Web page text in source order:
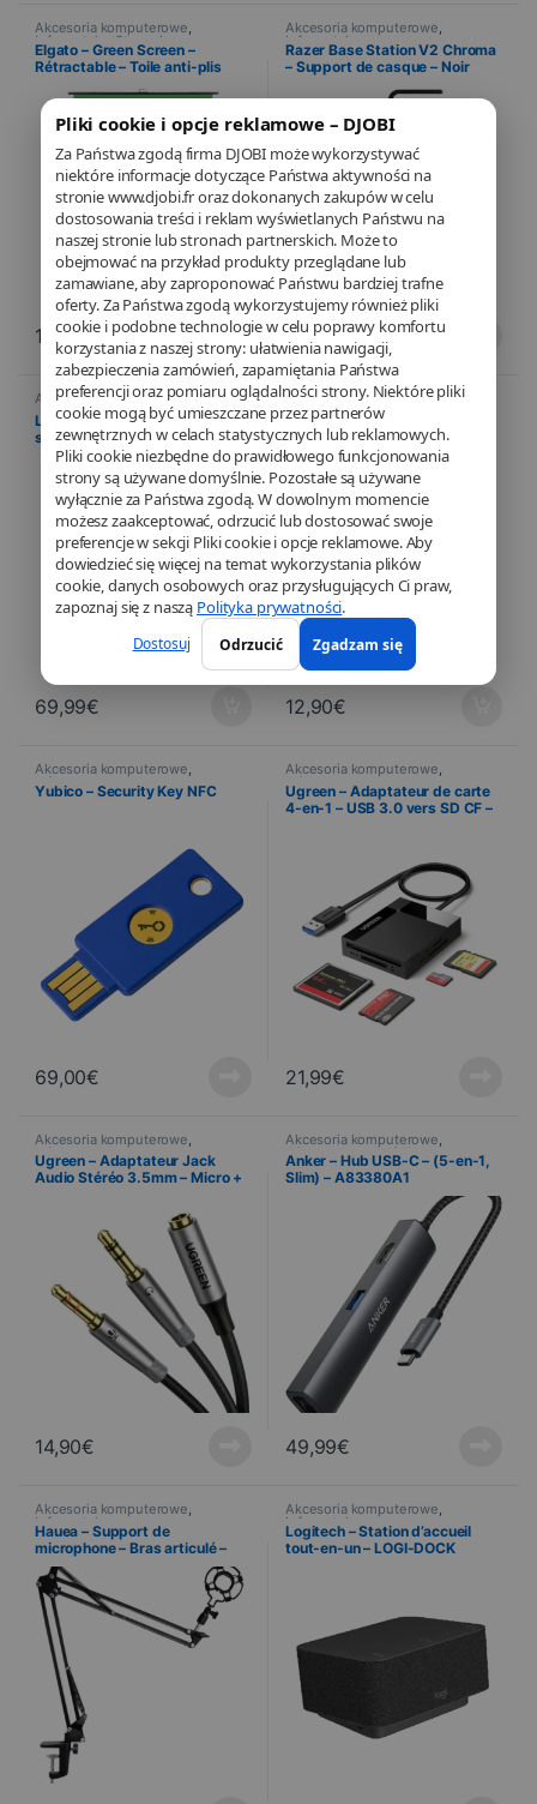
Pliki cookie i opcje reklamowe – DJOBI
Za Państwa zgodą firma DJOBI może wykorzystywać
niektóre informacje dotyczące Państwa aktywności na
stronie www.djobi.fr oraz dokonanych zakupów w celu
dostosowania treści i reklam wyświetlanych Państwu na
naszej stronie lub stronach partnerskich. Może to
obejmować na przykład produkty przeglądane lub
zamawiane, aby zaproponować Państwu bardziej trafne
oferty. Za Państwa zgodą wykorzystujemy również pliki
cookie i podobne technologie w celu poprawy komfortu
korzystania z naszej strony: ułatwienia nawigacji,
zabezpieczenia zamówień, zapamiętania Państwa
preferencji oraz pomiaru oglądalności strony. Niektóre pliki
cookie mogą być umieszczane przez partnerów
zewnętrznych w celach statystycznych lub reklamowych.
Pliki cookie niezbędne do prawidłowego funkcjonowania
strony są używane domyślnie. Pozostałe są używane
wyłącznie za Państwa zgodą. W dowolnym momencie
możesz zaakceptować, odrzucić lub dostosować swoje
preferencje w sekcji Pliki cookie i opcje reklamowe. Aby
dowiedzieć się więcej na temat wykorzystania plików
cookie, danych osobowych oraz przysługujących Ci praw,
zapoznaj się z naszą Polityka prywatności.
Dostosuj Odrzucić Zgadzam się
Akcesoria komputerowe,
Informatyka Streaming
Elgato – Green Screen –
Rétractable – Toile anti-plis
199,90€
Akcesoria komputerowe,
Informatyka
Razer Base Station V2 Chroma
– Support de casque – Noir
84,99€
Akcesoria komputerowe,
Informatyka
Logitech – Litra Glow premium
streaming – TrueSoft
69,99€
Akcesoria komputerowe,
Informatyka
TP-Link – Adaptateur USB
Bluetooth 5.0 Nano – Clé
Bluetooth
12,90€
Akcesoria komputerowe,
Informatyka
Yubico – Security Key NFC
69,00€
Akcesoria komputerowe,
Informatyka
Ugreen – Adaptateur de carte
4-en-1 – USB 3.0 vers SD CF –
21,99€
Akcesoria komputerowe
Informatyka
Ugreen – Adaptateur Jack
Audio Stéréo 3.5mm – Micro +
14,90€
Akcesoria komputerowe
Câblages multimédias
Informatyka
Anker – Hub USB-C – (5-en-1,
Slim) – A83380A1
49,99€
Akcesoria komputerowe,
Informatyka
Hauea – Support de
microphone – Bras articulé –
Noir
Akcesoria komputerowe,
Informatyka
Logitech – Station d’accueil
tout-en-un – LOGI-DOCK